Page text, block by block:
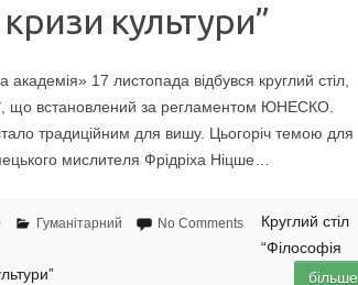
культури”
17 листопада відбувся круглий стіл,
що встановлений за регламентом ЮНЕСКО.
традиційним для вишу. Цьогоріч темою для
мислителя Фрідріха Ніцше…
Гуманітарний No Comments
Круглий стіл
“Філософія
більше